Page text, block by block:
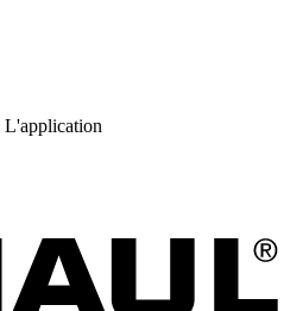
L'application